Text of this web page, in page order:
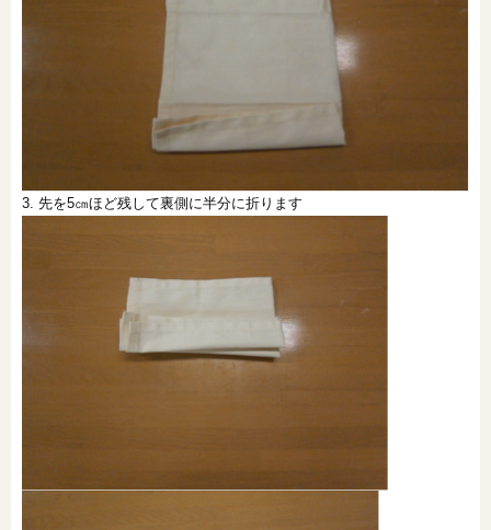
3. 先を5㎝ほど残して裏側に半分に折ります